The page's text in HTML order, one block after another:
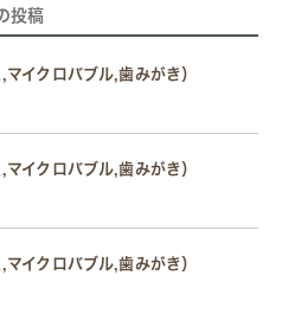
投稿
イクロバブル,歯みがき）
イクロバブル,歯みがき）
イクロバブル,歯みがき）